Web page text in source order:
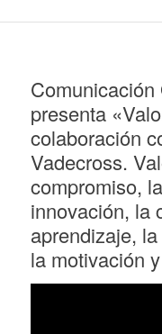
presenta
colaboración
Vadecross.
compromiso,
innovación, la
aprendizaje,
la motivación